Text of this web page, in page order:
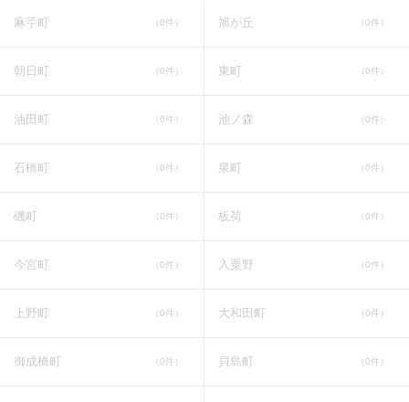
麻苧町 （0件） 旭が丘 （0件）
朝日町 （0件） 東町 （0件）
油田町 （0件） 池ノ森 （0件）
石橋町 （0件） 泉町 （0件）
磯町 （0件） 板荷 （0件）
今宮町 （0件） 入粟野 （0件）
上野町 （0件） 大和田町 （0件）
御成橋町 （0件） 貝島町 （0件）